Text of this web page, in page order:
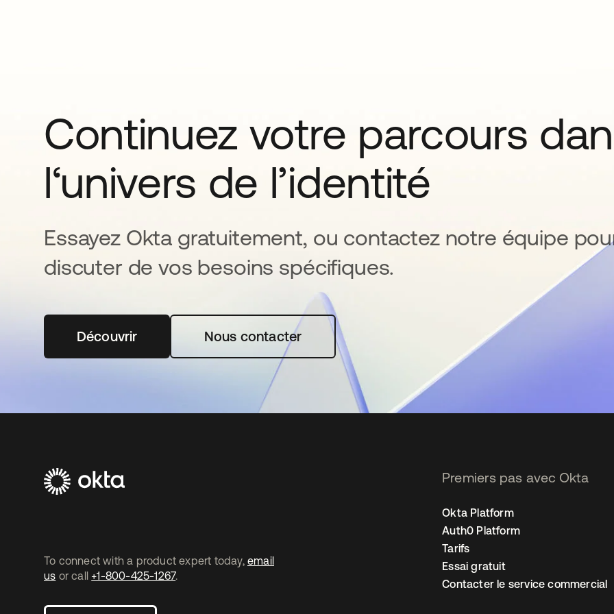
Continuez votre parcours
l‘univers de l’identité
Essayez Okta gratuitement, ou contactez notre équipe
discuter de vos besoins spécifiques.
Découvrirs’ouvre dans un nouvel onglet
Nous contacter
To connect with a product expert today, email
us or call +1-800-425-1267.
Premiers pas avec Okta
Okta Platform
Auth0 Platform
Tarifs
Essai gratuit
Contacter le service commercial